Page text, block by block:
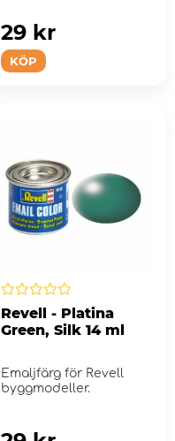
KÖP
29 kr
Revell - Platina
Green, Silk 14 ml
Emaljfärg för Revell
byggmodeller.